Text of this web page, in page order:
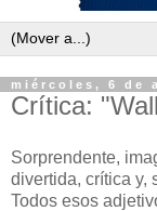
miércoles, 6 de
Crítica:
Sorprendente,
divertida, crítica y,
Todos esos